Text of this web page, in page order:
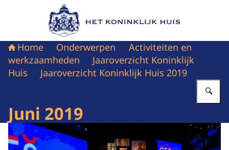
Naar de homepage van Het Koninklijk Huis
Home Onderwerpen
Activiteiten en
werkzaamheden
Jaaroverzicht Koninklijk
Huis
Jaaroverzicht Koninklijk Huis 2019
Juni 2019